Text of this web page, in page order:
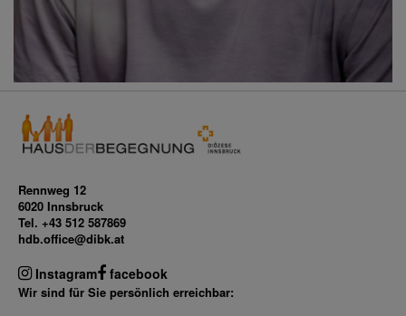
Rennweg 12
6020 Innsbruck
Tel. +43 512 587869
hdb.office@dibk.at
Instagram facebook
Wir sind für Sie persönlich erreichbar: